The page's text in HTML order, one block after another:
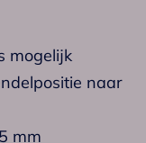
mogelijk
naar
mm